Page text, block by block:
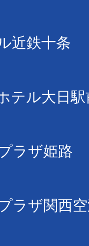
近鉄十条
テル大日駅
ラザ姫路
ラザ関西